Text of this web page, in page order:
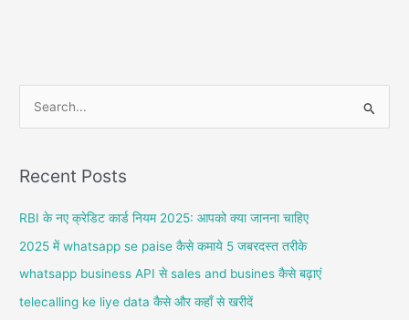
r
o
r
Recent Posts
RBI के नए क्रेडिट कार्ड नियम 2025: आपको क्या जानना चाहिए
2025 में whatsapp se paise कैसे कमाये 5 जबरदस्त तरीके
whatsapp business API से sales and busines कैसे बढ़ाएं
telecalling ke liye data कैसे और कहाँ से खरीदें